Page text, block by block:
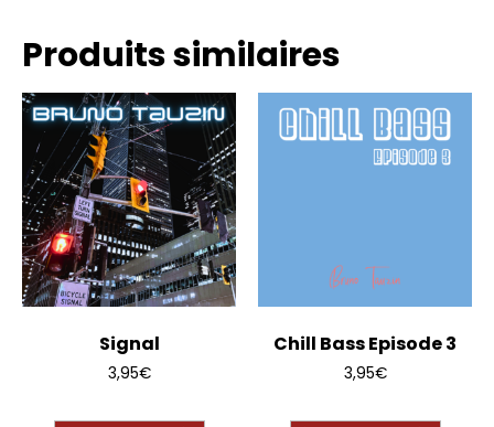
Produits similaires
Signal
3,95€
Chill Bass Episode 3
3,95€